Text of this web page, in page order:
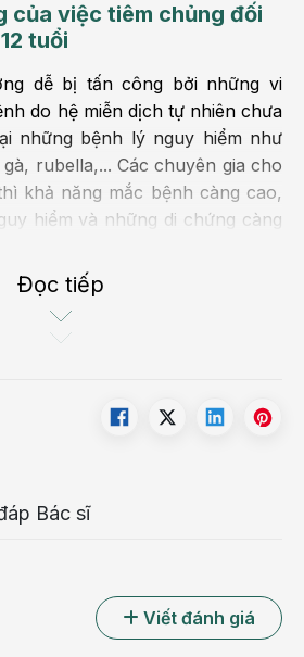
của việc tiêm chủng đối
tuổi
dễ bị tấn công bởi những vi
do hệ miễn dịch tự nhiên chưa
những bệnh lý nguy hiểm như
rubella,... Các chuyên gia cho
khả năng mắc bệnh càng cao,
hiểm và những di chứng càng
triển đầu đời ( từ 1 - 3 tuổi, 5 - 7
có nguy cơ mắc một số loại
đổi môi trường và tiếp xúc với
mắc những bệnh truyền nhiễm
cách tốt nhất để trẻ chủ động
mắc bệnh truyền nhiễm và nguy
cộng đồng".
Đọc tiếp
Bác sĩ
Viết đánh giá